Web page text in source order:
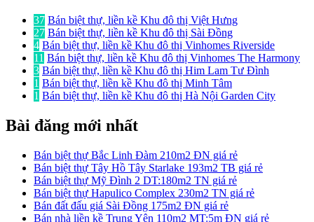
37 Bán biệt thự, liền kề Khu đô thị Việt Hưng
27 Bán biệt thự, liền kề Khu đô thị Sài Đồng
4 Bán biệt thự, liền kề Khu đô thị Vinhomes Riverside
11 Bán biệt thự, liền kề Khu đô thị Vinhomes The Harmony
3 Bán biệt thự, liền kề Khu đô thị Him Lam Tư Đình
1 Bán biệt thự, liền kề Khu đô thị Minh Tâm
1 Bán biệt thự, liền kề Khu đô thị Hà Nội Garden City
Bài đăng mới nhất
Bán biệt thự Bắc Linh Đàm 210m2 ĐN giá rẻ
Bán biệt thự Tây Hồ Tây Starlake 193m2 TB giá rẻ
Bán biệt thự Mỹ Đình 2 DT:180m2 TN giá rẻ
Bán biệt thự Hapulico Complex 230m2 TN giá rẻ
Bán đất đấu giá Sài Đồng 175m2 ĐN giá rẻ
Bán nhà liền kề Trung Yên 110m2 MT:5m ĐN giá rẻ